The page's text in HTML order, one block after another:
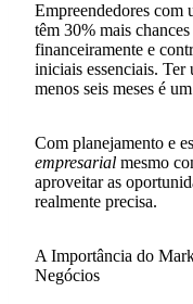
Empreendedores com
têm 30% mais
financeiramente e
iniciais essenciais. Ter
menos seis meses é
Com planejamento e
empresarial mesmo
aproveitar as
realmente precisa.
A Importância do
Negócios